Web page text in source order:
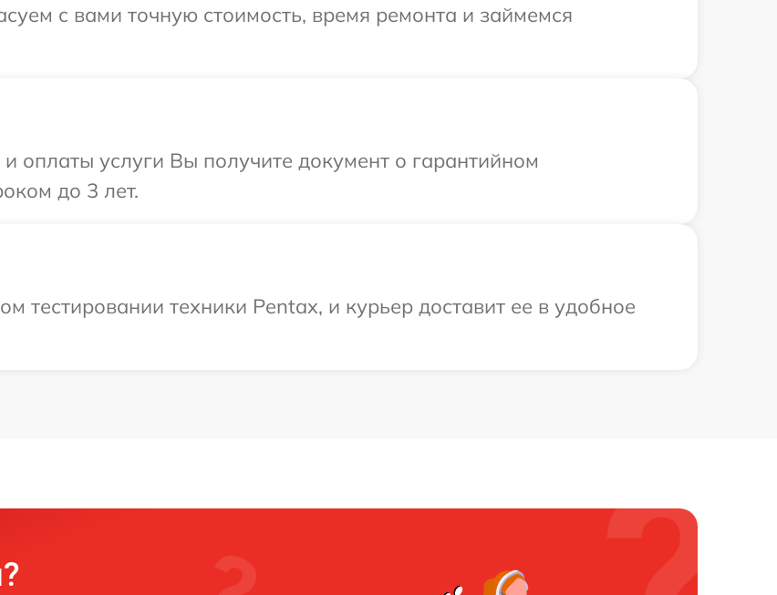
с вами точную стоимость, время ремонта и займемся
и оплаты услуги Вы получите документ о гарантийном
до 3 лет.
тестировании техники Pentax, и курьер доставит ее в удобное